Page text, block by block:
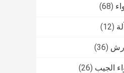
(68)
(12)
(36)
الجيب (26)